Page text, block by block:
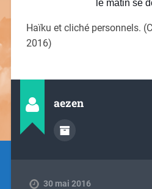
le matin se
Haïku et cliché personnels.
2016)
aezen
30 mai 2016